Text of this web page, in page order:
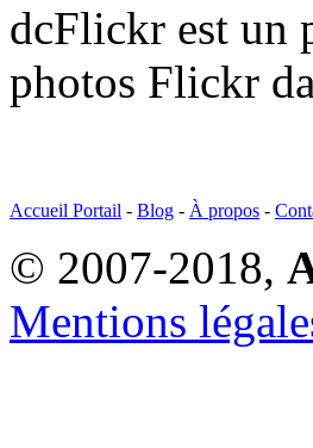
dcFlickr est un
photos Flickr
Accueil Portail - Blog - À propos -
© 2007-2018,
Mentions